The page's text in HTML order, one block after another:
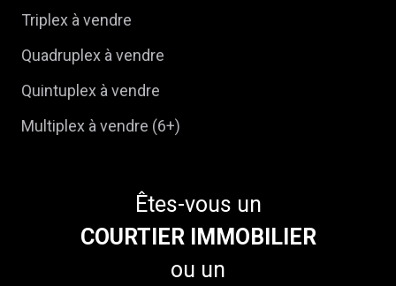
Triplex à vendre
Quadruplex à vendre
Quintuplex à vendre
Multiplex à vendre (6+)
Êtes-vous un
COURTIER IMMOBILIER
ou un